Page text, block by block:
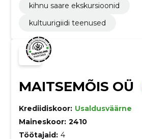
kihnu saare ekskursioonid
kultuurigiidi teenused
MAITSEMÕIS OÜ
Krediidiskoor: Usaldusväärne
Maineskoor: 2410
Töötajaid: 4